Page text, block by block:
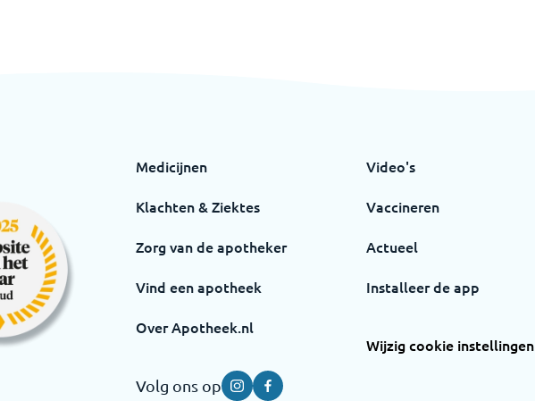
Medicijnen
Klachten & Ziektes
Zorg van de apotheker
Vind een apotheek
Over Apotheek.nl
Video's
Vaccineren
Actueel
Installeer de app
Wijzig cookie instellingen
Volg ons op InstagramFacebook